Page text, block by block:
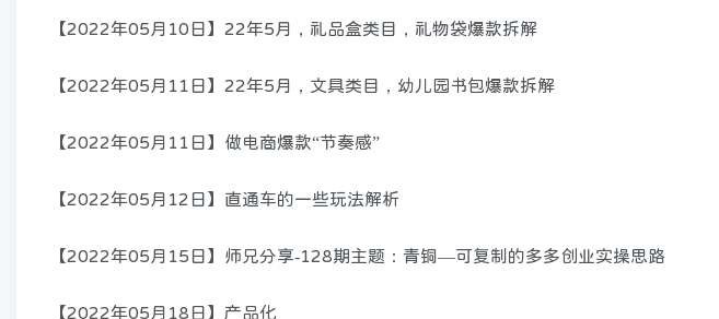
【2022年05月10日】22年5月，礼品盒类目，礼物袋爆款拆解
【2022年05月11日】22年5月，文具类目，幼儿园书包爆款拆解
【2022年05月11日】做电商爆款“节奏感”
【2022年05月12日】直通车的一些玩法解析
【2022年05月15日】师兄分享-128期主题：青铜—可复制的多多创业实操思路
【2022年05月18日】产品化